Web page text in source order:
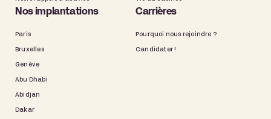
Nos implantations
Paris
Bruxelles
Genève
Abu Dhabi
Abidjan
Dakar
Carrières
Pourquoi nous rejoindre ?
Candidater !